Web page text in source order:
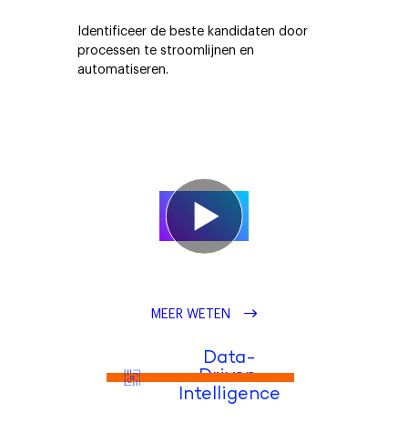
Data-
Driven
Intelligence
Identificeer de beste kandidaten door
processen te stroomlijnen en
automatiseren.
MEER WETEN